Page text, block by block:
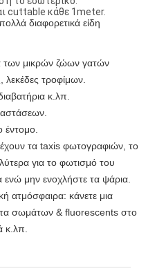
cuttable κάθε 1meter.
διαφορετικά είδη
των μικρών ζώων γατών
λεκέδες τροφίμων.
κ.λπ.
έχουν τα taxis φωτογραφιών, το
για το φωτισμό του
μην ενοχλήστε τα ψάρια.
ατμόσφαιρα: κάνετε μια
σωμάτων & fluorescents στο
κ.λπ.